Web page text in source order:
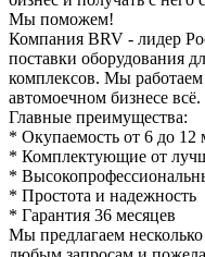
Мы поможем!
Компания BRV - лидер
поставки оборудования
комплексов. Мы работаем
автомоечном бизнесе всё.
Главные преимущества:
* Окупаемость от 6 до 12
* Комплектующие от
*
* Простота и надежность
* Гарантия 36 месяцев
Мы предлагаем